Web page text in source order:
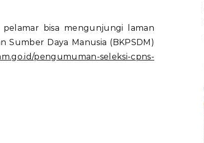
bisa mengunjungi laman
Sumber Daya Manusia (BKPSDM)
pengumuman-seleksi-cpns-